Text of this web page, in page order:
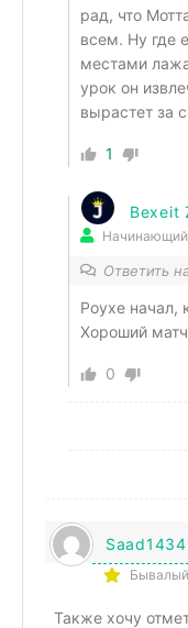
рад, что
всем. Ну где
местами
урок он
вырастет за
1
Bexeit
Начинающий
Ответить
Роухе начал,
Хороший матч
0
Saad1434
Бывалый
Также хочу